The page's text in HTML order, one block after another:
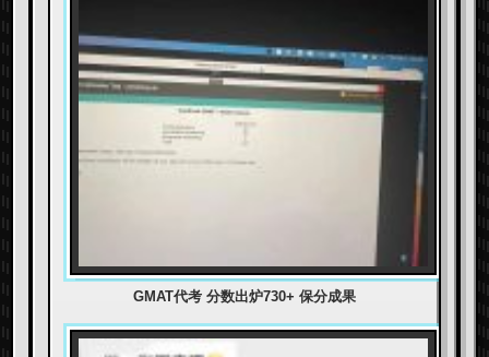
GMAT代考 分数出炉730+ 保分成果